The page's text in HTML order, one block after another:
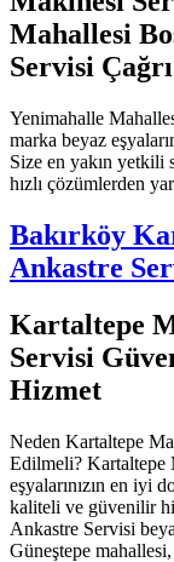
Mahallesi
Servisi
Yenimahalle
marka beyaz
Size en yakın yetkili
hızlı çözümlerden
Bakırköy
Ankastre
Kartaltepe
Servisi
Hizmet
Neden Kartaltepe
Edilmeli? Kartaltepe
eşyalarınızın en iyi
kaliteli ve güvenilir
Ankastre Servisi
Güneştepe